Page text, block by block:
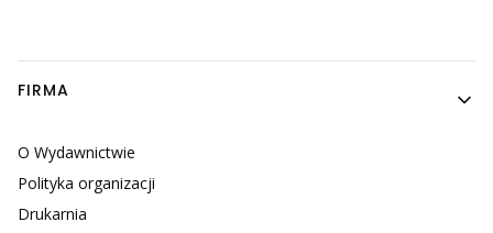
Linki w stopce
FIRMA
O Wydawnictwie
Polityka organizacji
Drukarnia